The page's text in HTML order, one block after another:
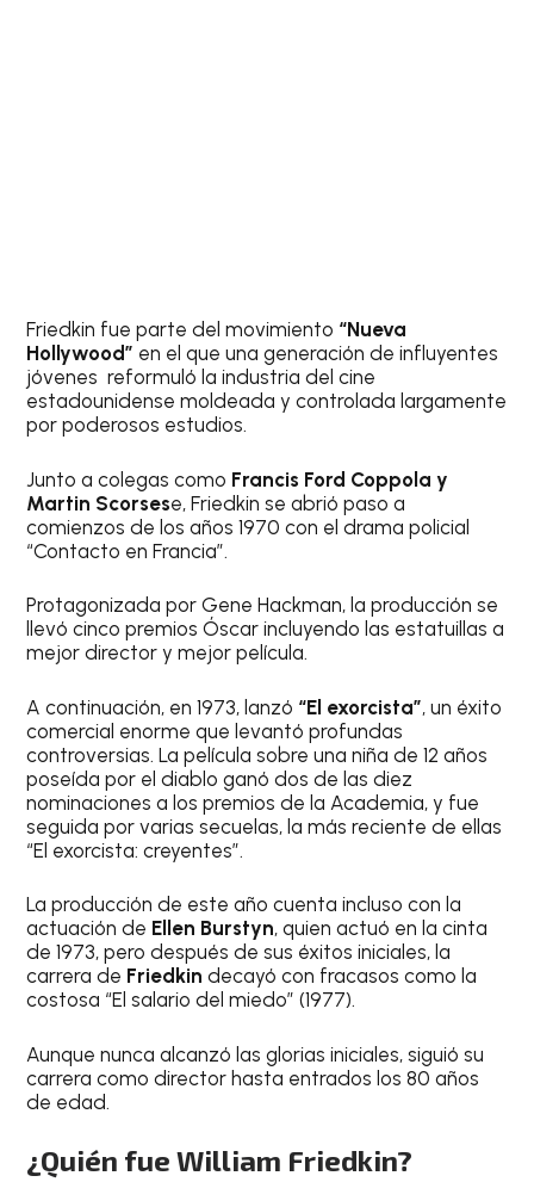
Friedkin fue parte del movimiento “Nueva
Hollywood” en el que una generación de influyentes
jóvenes reformuló la industria del cine
estadounidense moldeada y controlada largamente
por poderosos estudios.
Junto a colegas como Francis Ford Coppola y
Martin Scorsese, Friedkin se abrió paso a
comienzos de los años 1970 con el drama policial
“Contacto en Francia”.
Protagonizada por Gene Hackman, la producción se
llevó cinco premios Óscar incluyendo las estatuillas a
mejor director y mejor película.
A continuación, en 1973, lanzó “El exorcista”, un éxito
comercial enorme que levantó profundas
controversias. La película sobre una niña de 12 años
poseída por el diablo ganó dos de las diez
nominaciones a los premios de la Academia, y fue
seguida por varias secuelas, la más reciente de ellas
“El exorcista: creyentes”.
La producción de este año cuenta incluso con la
actuación de Ellen Burstyn, quien actuó en la cinta
de 1973, pero después de sus éxitos iniciales, la
carrera de Friedkin decayó con fracasos como la
costosa “El salario del miedo” (1977).
Aunque nunca alcanzó las glorias iniciales, siguió su
carrera como director hasta entrados los 80 años
de edad.
¿Quién fue William Friedkin?